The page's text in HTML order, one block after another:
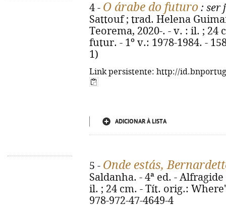
4 - O árabe do futuro : ser
Sattouf ; trad. Helena
Teorema, 2020-. - v. : il. ; 24
futur. - 1º v.: 1978-1984. -
1)
Link persistente: http://
ADICIONAR À LISTA
5 - Onde estás,
Saldanha. - 4ª ed. -
il. ; 24 cm. - Tít. orig.:
978-972-47-4649-4